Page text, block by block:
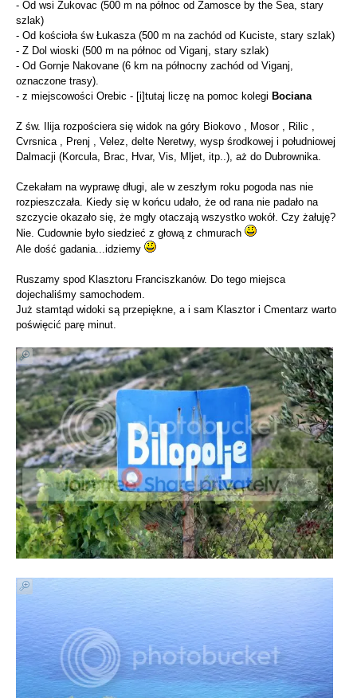
- Od wsi Zukovac (500 m na północ od Zamosce by the Sea, stary
szlak)
- Od kościoła św Łukasza (500 m na zachód od Kuciste, stary szlak)
- Z Dol wioski (500 m na północ od Viganj, stary szlak)
- Od Gornje Nakovane (6 km na północny zachód od Viganj,
oznaczone trasy).
- z miejscowości Orebic - [i]tutaj liczę na pomoc kolegi Bociana
Z św. Ilija rozpościera się widok na góry Biokovo , Mosor , Rilic ,
Cvrsnica , Prenj , Velez, delte Neretwy, wysp środkowej i południowej
Dalmacji (Korcula, Brac, Hvar, Vis, Mljet, itp..), aż do Dubrownika.
Czekałam na wyprawę długi, ale w zeszłym roku pogoda nas nie
rozpieszczała. Kiedy się w końcu udało, że od rana nie padało na
szczycie okazało się, że mgły otaczają wszystko wokół. Czy żałuję?
Nie. Cudownie było siedzieć z głową z chmurach
Ale dość gadania...idziemy
Ruszamy spod Klasztoru Franciszkanów. Do tego miejsca
dojechaliśmy samochodem.
Już stamtąd widoki są przepiękne, a i sam Klasztor i Cmentarz warto
poświęcić parę minut.